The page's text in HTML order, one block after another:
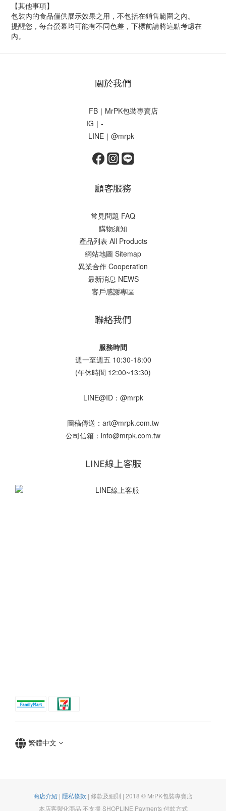
【其他事項】
包裝內的食品僅供展示效果之用，不包括在銷售範圍之內。
提醒您，每台螢幕均可能有不同色差，下標前請將這點考慮在
內。
關於我們
FB｜MrPK包裝專賣店
IG｜-
LINE｜@mrpk
顧客服務
常見問題 FAQ
購物須知
產品列表 All Products
網站地圖 Sitemap
異業合作 Cooperation
最新消息 NEWS
客戶感謝專區
聯絡我們
服務時間
週一至週五 10:30-18:00
(午休時間 12:00~13:30)
LINE@ID：@mrpk
圖稿傳送：art@mrpk.com.tw
公司信箱：info@mrpk.com.tw
LINE線上客服
繁體中文
商店介紹 | 隱私條款 | 條款及細則 | 2018 © MrPK包裝專賣店
本店客製化商品 不支援 SHOPLINE Payments 付款方式